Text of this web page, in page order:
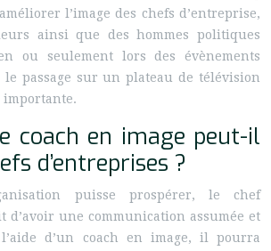
l’image des chefs d’entreprise,
ainsi que des hommes politiques
ou seulement lors des évènements
le passage sur un plateau de télévision
importante.
coach en image peut-il
d’entreprises ?
puisse prospérer, le chef
d’avoir une communication assumée et
d’un coach en image, il pourra